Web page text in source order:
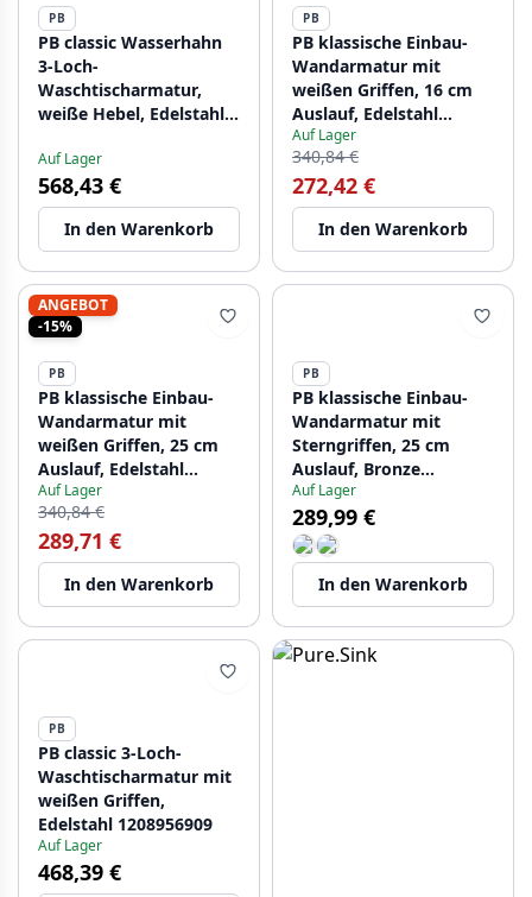
PB
PB classic Wasserhahn
3-Loch-
Waschtischarmatur,
weiße Hebel, Edelstahl
Auf Lager
568,43 €
In den Warenkorb
PB
PB klassische Einbau-
Wandarmatur mit
weißen Griffen, 16 cm
Auslauf, Edelstahl
1208854342
Auf Lager
340,84 €
272,42 €
In den Warenkorb
ANGEBOT
-15%
PB
PB klassische Einbau-
Wandarmatur mit
weißen Griffen, 25 cm
Auslauf, Edelstahl
1208854402
Auf Lager
340,84 €
289,71 €
In den Warenkorb
PB
PB klassische Einbau-
Wandarmatur mit
Sterngriffen, 25 cm
Auslauf, Bronze
1208855122
Auf Lager
289,99 €
In den Warenkorb
PB
PB classic 3-Loch-
Waschtischarmatur mit
weißen Griffen,
Edelstahl 1208956909
Auf Lager
468,39 €